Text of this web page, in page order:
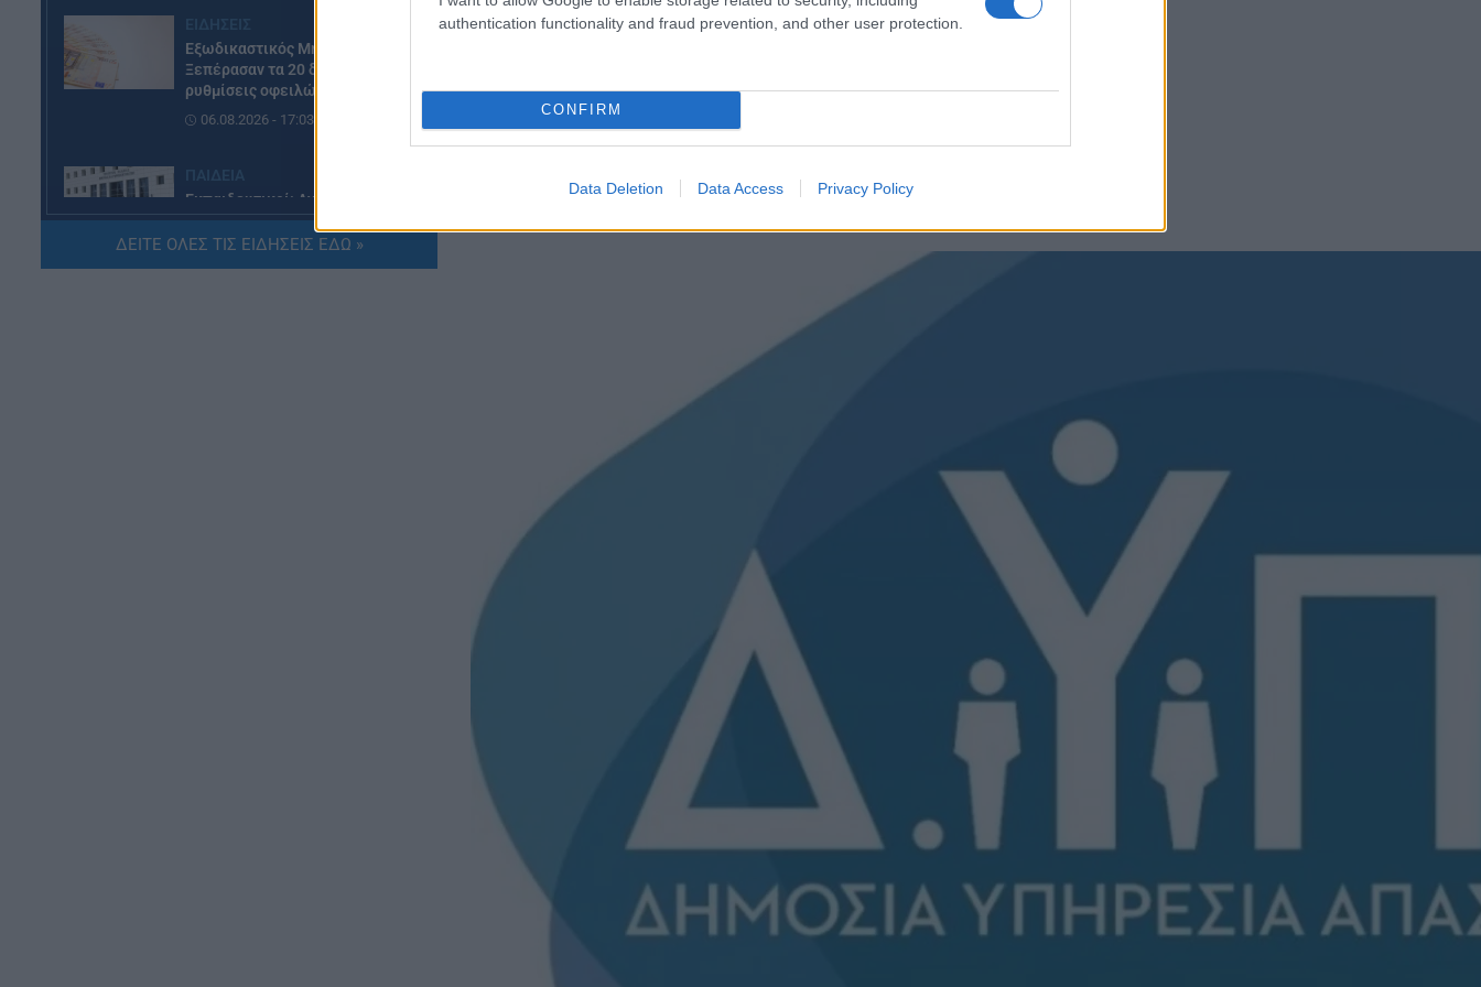
authentication functionality and fraud prevention, and other user protection.
CONFIRM
Data Deletion Data Access Privacy Policy
Εξωδικαστικός Μηχανισμός:
Ξεπέρασαν τα 20 δισ. ευρώ οι
ρυθμίσεις οφειλών
06.08.2026 - 17:03
Εκπαιδευτικοί: Ανακλήθηκαν
αποσπάσεις για τα σχολικά έτη
2026-2029
06.08.2026 - 16:03
ΔΕΙΤΕ ΟΛΕΣ ΤΙΣ ΕΙΔΗΣΕΙΣ ΕΔΩ »